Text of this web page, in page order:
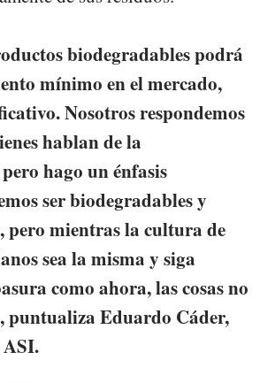
biodegradables podrá
mínimo en el mercado,
Nosotros respondemos
hablan de la
hago un énfasis
ser biodegradables y
pero mientras la cultura de
sea la misma y siga
como ahora, las cosas no
puntualiza Eduardo Cáder,
ASI.